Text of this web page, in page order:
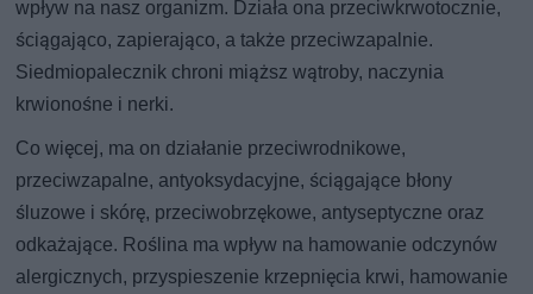
wpływ na nasz organizm. Działa ona przeciwkrwotocznie,
ściągająco, zapierająco, a także przeciwzapalnie.
Siedmiopalecznik chroni miąższ wątroby, naczynia
krwionośne i nerki.
Co więcej, ma on działanie przeciwrodnikowe,
przeciwzapalne, antyoksydacyjne, ściągające błony
śluzowe i skórę, przeciwobrzękowe, antyseptyczne oraz
odkażające. Roślina ma wpływ na hamowanie odczynów
alergicznych, przyspieszenie krzepnięcia krwi, hamowanie